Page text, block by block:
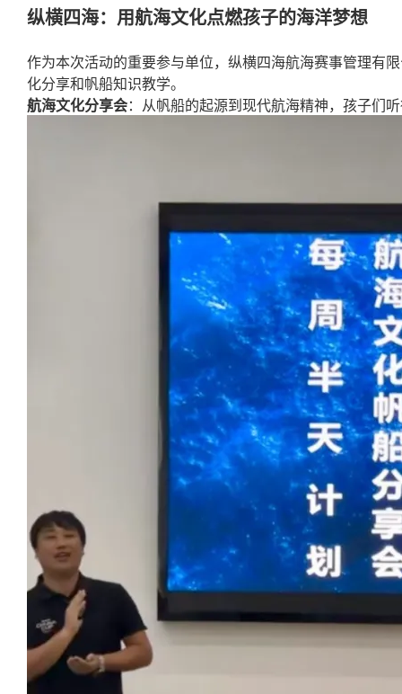
纵横四海：用航海文化点燃孩子的海洋梦想
作为本次活动的重要参与单位，纵横四海航海赛事管理有
化分享和帆船知识教学。
航海文化分享会：从帆船的起源到现代航海精神，孩子们